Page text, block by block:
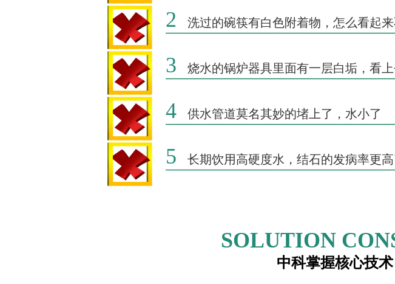
2 洗过的碗筷有白色附着物，怎么看起
3 烧水的锅炉器具里面有一层白垢，看
4 供水管道莫名其妙的堵上了，水小了
5 长期饮用高硬度水，结石的发病率更
SOLUTION
中科掌握核心技